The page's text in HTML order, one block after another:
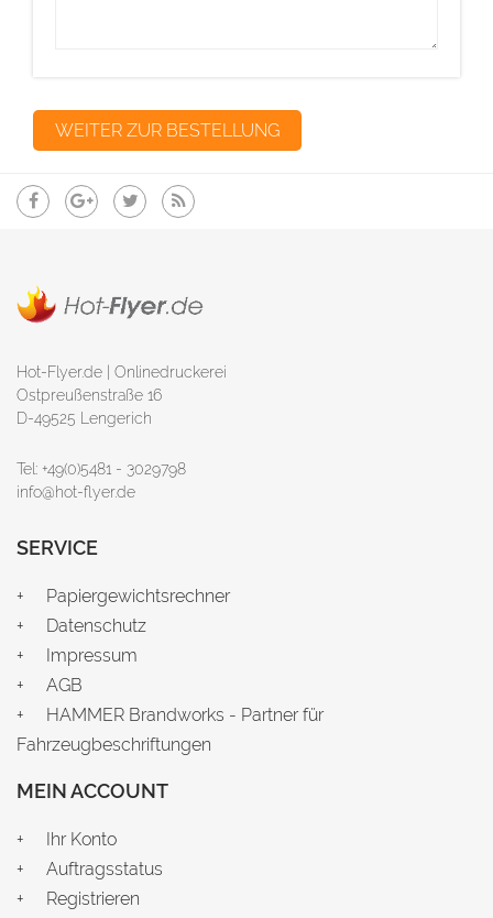
Hot-Flyer.de | Onlinedruckerei
Ostpreußenstraße 16
D-49525 Lengerich
Tel: +49(0)5481 - 3029798
info@hot-flyer.de
SERVICE
Papiergewichtsrechner
Datenschutz
Impressum
AGB
HAMMER Brandworks - Partner für
Fahrzeugbeschriftungen
MEIN ACCOUNT
Ihr Konto
Auftragsstatus
Registrieren